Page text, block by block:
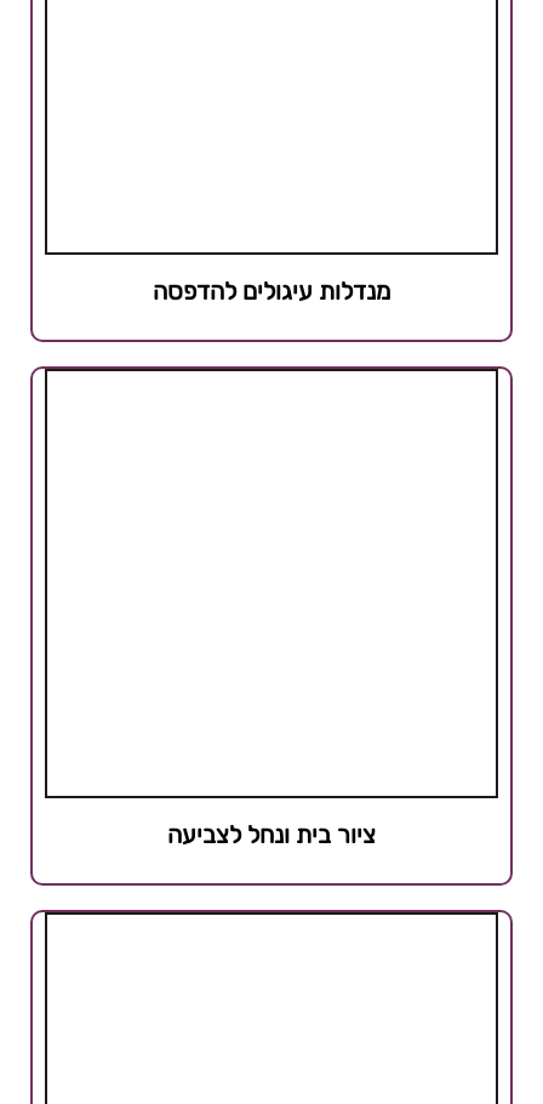
מנדלות עיגולים להדפסה
ציור בית ונחל לצביעה